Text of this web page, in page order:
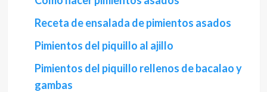
Receta de ensalada de pimientos asados
Pimientos del piquillo al ajillo
Pimientos del piquillo rellenos de bacalao y
gambas